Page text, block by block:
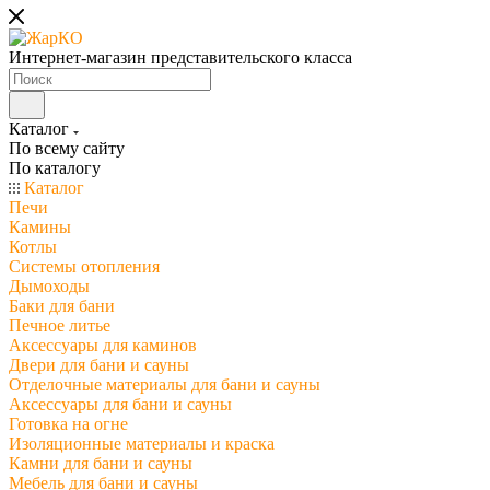
Интернет-магазин представительского класса
Каталог
По всему сайту
По каталогу
Каталог
Печи
Камины
Котлы
Системы отопления
Дымоходы
Баки для бани
Печное литье
Аксессуары для каминов
Двери для бани и сауны
Отделочные материалы для бани и сауны
Аксессуары для бани и сауны
Готовка на огне
Изоляционные материалы и краска
Камни для бани и сауны
Мебель для бани и сауны